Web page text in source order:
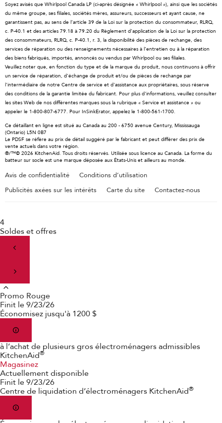
Broyeurs et compacteurs
Hottes et ventilation
Tiroirs-réchauds
Filtres à eau
Résidents du Québec
Retours et échanges
Ressources
Suivre ma commande
Services de livraison et d'installation
Services d'abonnement
Carrières
International
Salle de presse
Informations relatives aux rappels
Blog
Whirlpool au Canada
Soyez avisés que Whirlpool Canada LP (ci-après désignée « Whirlpool »), ainsi que les sociétés
du même groupe, ses filiales, sociétés mères, assureurs, successeurs et ayant cause, ne
garantissent pas, au sens de l’article 39 de la Loi sur la protection du consommateur, RLRQ,
c. P-40.1 et des articles 79.18 à 79.20 du Règlement d’application de la Loi sur la protection
des consommateurs, RLRQ, c. P-40.1, r. 3, la disponibilité des pièces de rechange, des
services de réparation ou des renseignements nécessaires à l’entretien ou à la réparation
des biens fabriqués, importés, annoncés ou vendus par Whirlpool ou ses filiales.
Veuillez noter que, en fonction du type et de la marque du produit, nous continuons à offrir
un service de réparation, d'échange de produit et/ou de pièces de rechange par
l'intermédiaire de notre Centre de service et d'assistance aux propriétaires, sous réserve
des conditions de la garantie limitée du fabricant. Pour plus d'informations, veuillez consulter
les sites Web de nos différentes marques sous la rubrique « Service et assistance » ou
appeler le 1-800-807-6777. Pour InSinkErator, appelez le 1-800-561-1700.
Ce détaillant en ligne est situé au Canada au 200 - 6750 avenue Century, Mississauga
(Ontario) L5N 0B7
Le PDSF se réfère au prix de détail suggéré par le fabricant et peut différer des prix de
vente actuels dans votre région.
®/™© 2026 KitchenAid. Tous droits réservés. Utilisée sous licence au Canada. La forme du
batteur sur socle est une marque déposée aux États-Unis et ailleurs au monde.
Avis de confidentialité
Conditions d’utilisation
Publicités axées sur les intérêts
Carte du site Contactez-nous
4
Soldes et offres
Promo Rouge
Finit le 9/23/26
Économisez jusqu'à 1200 $
à l’achat de plusieurs gros électroménagers admissibles
KitchenAid®
Magasinez
Actuellement disponible
Finit le 9/23/26
Centre de liquidation d’électroménagers KitchenAid®